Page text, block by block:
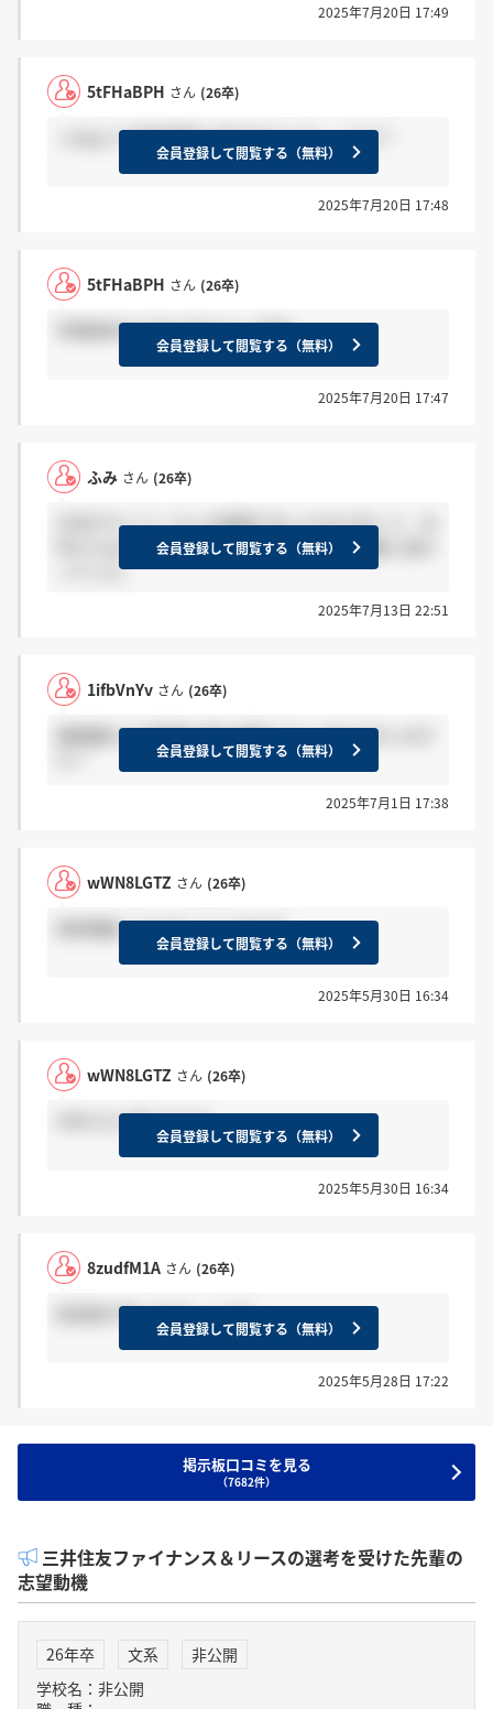
2025年7月20日 17:49
5tFHaBPH さん (26卒)
１dayとで選考優遇に差があるんでしょうか？
会員登録して閲覧する（無料）
2025年7月20日 17:48
5tFHaBPH さん (26卒)
早期選考の1次は1対1でした確か
会員登録して閲覧する（無料）
2025年7月20日 17:47
ふみ さん (26卒)
25卒がマンツーマンの面接であったのに対して、26
卒からは1人の面接官と3人の学生の集団面接に変わ
っていた。
会員登録して閲覧する（無料）
2025年7月13日 22:51
1ifbVnYv さん (26卒)
業務職の三次面接以降の選考フロー分かる方います
会員登録して閲覧する（無料）
2025年7月1日 17:38
wWN8LGTZ さん (26卒)
家賃補助ってどれくらい出るの
会員登録して閲覧する（無料）
2025年5月30日 16:34
wWN8LGTZ さん (26卒)
SMFLだと思うけどな
会員登録して閲覧する（無料）
2025年5月30日 16:34
8zudfM1A さん (26卒)
辞退者が多いのでしょうか
会員登録して閲覧する（無料）
2025年5月28日 17:22
掲示板口コミを見る
（7682件）
三井住友ファイナンス＆リースの選考を受けた先輩の
志望動機
26年卒 文系
非公開
学校名：非公開